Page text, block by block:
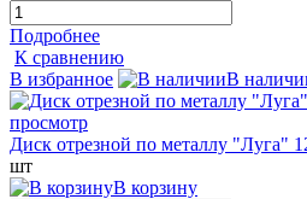
Подробнее
К сравнению
В избранное
В
просмотр
Диск отрезной по металлу "Луга"
шт
В корзину